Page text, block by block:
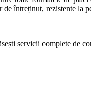
de întreținut, rezistente
servicii complete de